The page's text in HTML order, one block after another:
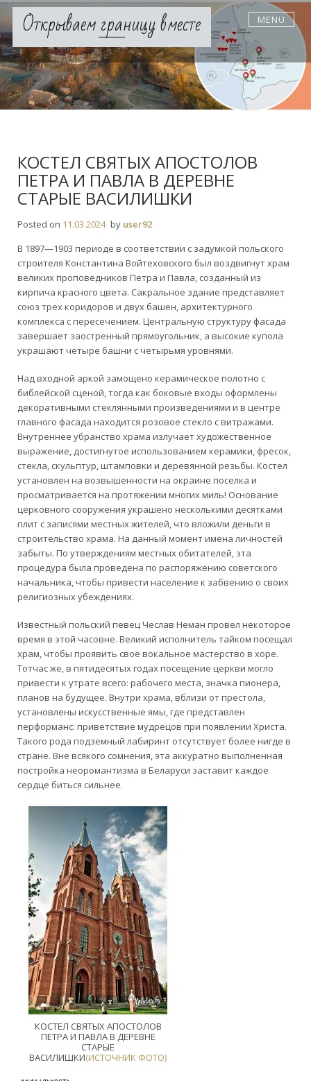
Skip
contentОткрываем границу вместе MENU
КОСТЕЛ СВЯТЫХ АПОСТОЛОВ
ПЕТРА И ПАВЛА В ДЕРЕВНЕ
СТАРЫЕ ВАСИЛИШКИ
Posted on 11.03.2024 by user92
В 1897—1903 периоде в соответствии с задумкой польского
строителя Константина Войтеховского был воздвигнут храм
великих проповедников Петра и Павла, созданный из
кирпича красного цвета. Сакральное здание представляет
союз трех коридоров и двух башен, архитектурного
комплекса с пересечением. Центральную структуру фасада
завершает заостренный прямоугольник, а высокие купола
украшают четыре башни с четырьмя уровнями.
Над входной аркой замощено керамическое полотно с
библейской сценой, тогда как боковые входы оформлены
декоративными стеклянными произведениями и в центре
главного фасада находится розовое стекло с витражами.
Внутреннее убранство храма излучает художественное
выражение, достигнутое использованием керамики, фресок,
стекла, скульптур, штамповки и деревянной резьбы. Костел
установлен на возвышенности на окраине поселка и
просматривается на протяжении многих миль! Основание
церковного сооружения украшено несколькими десятками
плит с записями местных жителей, что вложили деньги в
строительство храма. На данный момент имена личностей
забыты. По утверждениям местных обитателей, эта
процедура была проведена по распоряжению советского
начальника, чтобы привести население к забвению о своих
религиозных убеждениях.
Известный польский певец Чеслав Неман провел некоторое
время в этой часовне. Великий исполнитель тайком посещал
храм, чтобы проявить свое вокальное мастерство в хоре.
Тотчас же, в пятидесятых годах посещение церкви могло
привести к утрате всего: рабочего места, значка пионера,
планов на будущее. Внутри храма, вблизи от престола,
установлены искусственные ямы, где представлен
перформанс: приветствие мудрецов при появлении Христа.
Такого рода подземный лабиринт отсутствует более нигде в
стране. Вне всякого сомнения, эта аккуратно выполненная
постройка неоромантизма в Беларуси заставит каждое
сердце биться сильнее.
КОСТЕЛ СВЯТЫХ АПОСТОЛОВ
ПЕТРА И ПАВЛА В ДЕРЕВНЕ
СТАРЫЕ
ВАСИЛИШКИ(ИСТОЧНИК ФОТО)